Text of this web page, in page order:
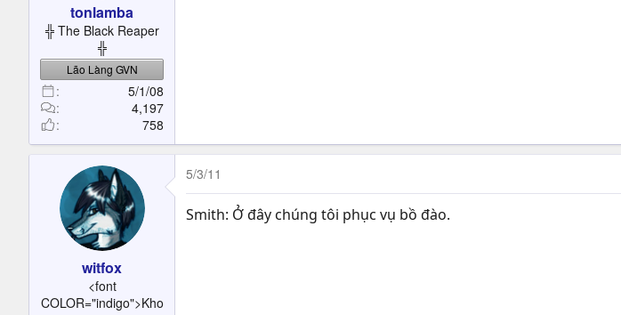
tonlamba
╬ The Black Reaper
╬
Lão Làng GVN
5/1/08
4,197
758
witfox
<font
COLOR="indigo">Kho
5/3/11
Smith: Ở đây chúng tôi phục vụ bồ đào.